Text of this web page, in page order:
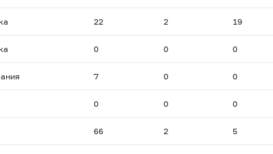
22 2 19
0 0 0
7 0 0
0 0 0
66 2 5